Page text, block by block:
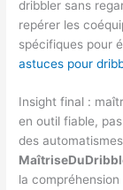
dribbler sans
repérer les
spécifiques pour
astuces pour
Insight final :
en outil fiable,
des
la compréhension